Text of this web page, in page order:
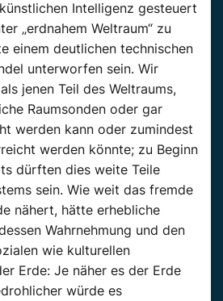
Intelligenz gesteuert
„erdnahem Weltraum“ zu
einem deutlichen technischen
unterworfen sein. Wir
jenen Teil des Weltraums,
Raumsonden oder gar
werden kann oder zumindest
werden könnte; zu Beginn
dürften dies weite Teile
sein. Wie weit das fremde
nähert, hätte erhebliche
Wahrnehmung und den
wie kulturellen
Erde: Je näher es der Erde
würde es